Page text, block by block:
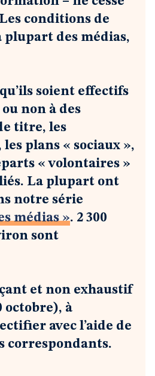
conditions de
plupart des médias,
soient effectifs
non à des
titre, les
plans « sociaux »,
« volontaires »
La plupart ont
notre série
médias ». 2 300
sont
et non exhaustif
octobre), à
avec l’aide de
correspondants.